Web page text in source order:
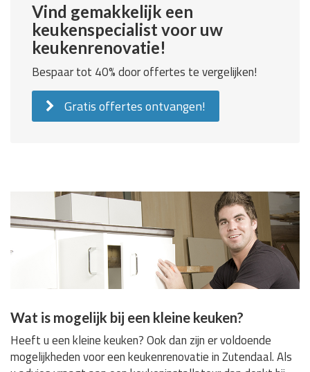
Vind gemakkelijk een
keukenspecialist voor uw
keukenrenovatie!
Bespaar tot 40% door offertes te vergelijken!
Gratis offertes ontvangen!
Wat is mogelijk bij een kleine keuken?
Heeft u een kleine keuken? Ook dan zijn er voldoende
mogelijkheden voor een keukenrenovatie in Zutendaal. Als